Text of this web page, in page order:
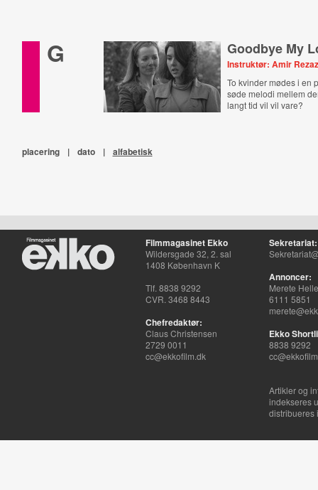
G Goodbye My
Instruktør: Amir
To kvinder mødes i en
søde melodi mellem
langt tid vil vil vare?
placering | dato | alfabetisk
Filmmagasinet Ekko
Wildersgade 32, 2. sal
1408 København K
Tlf. 8838 9292
CVR. 3468 8443
Chefredaktør:
Claus Christensen
2729 0011
cc@ekkofilm.dk
Sekretariat:
Annoncer:
Merete
6111 5851
Ekko
8838 9292
Artikler og
indekseres
distribueres